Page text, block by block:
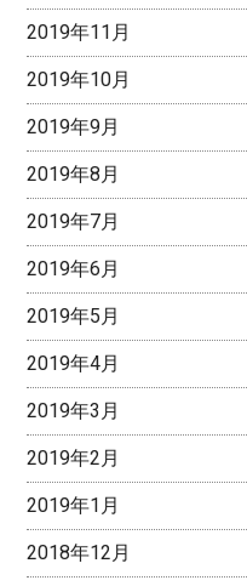
2019年11月
2019年10月
2019年9月
2019年8月
2019年7月
2019年6月
2019年5月
2019年4月
2019年3月
2019年2月
2019年1月
2018年12月